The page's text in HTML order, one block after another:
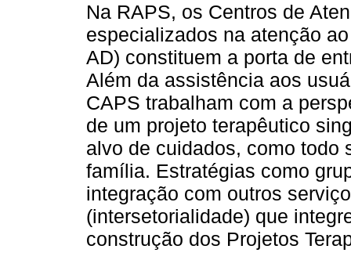
Na RAPS, os Centros de
especializados na atenção
AD) constituem a porta de
Além da assistência aos
CAPS trabalham com a
de um projeto terapêutico
alvo de cuidados, como todo
família. Estratégias como
integração com outros
(intersetorialidade) que
construção dos Projetos